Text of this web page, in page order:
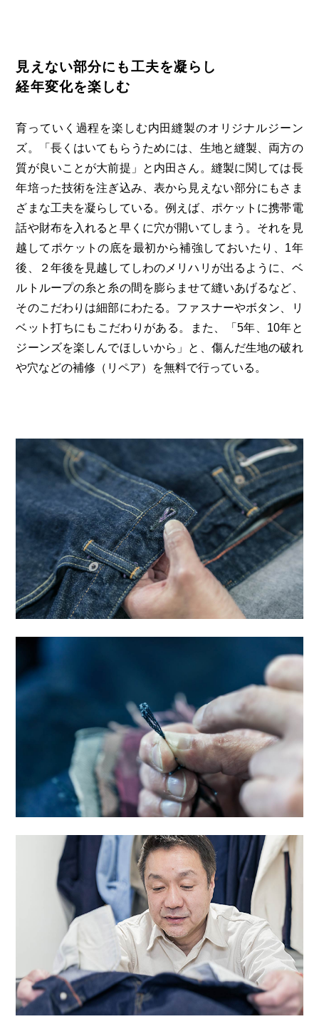
見えない部分にも工夫を凝らし
経年変化を楽しむ
育っていく過程を楽しむ内田縫製のオリジナルジーン
ズ。「長くはいてもらうためには、生地と縫製、両方の
質が良いことが大前提」と内田さん。縫製に関しては長
年培った技術を注ぎ込み、表から見えない部分にもさま
ざまな工夫を凝らしている。例えば、ポケットに携帯電
話や財布を入れると早くに穴が開いてしまう。それを見
越してポケットの底を最初から補強しておいたり、1年
後、２年後を見越してしわのメリハリが出るように、ベ
ルトループの糸と糸の間を膨らませて縫いあげるなど、
そのこだわりは細部にわたる。ファスナーやボタン、リ
ベット打ちにもこだわりがある。また、「5年、10年と
ジーンズを楽しんでほしいから」と、傷んだ生地の破れ
や穴などの補修（リペア）を無料で行っている。